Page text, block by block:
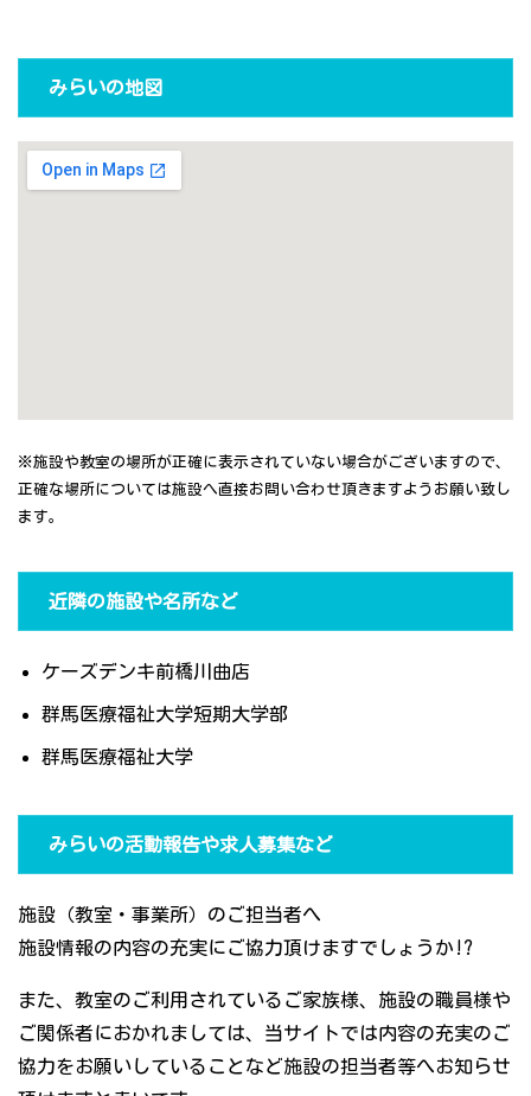
みらいの地図
※施設や教室の場所が正確に表示されていない場合がございますので、
正確な場所については施設へ直接お問い合わせ頂きますようお願い致し
ます。
近隣の施設や名所など
ケーズデンキ前橋川曲店
群馬医療福祉大学短期大学部
群馬医療福祉大学
みらいの活動報告や求人募集など
施設（教室・事業所）のご担当者へ
施設情報の内容の充実にご協力頂けますでしょうか!?
また、教室のご利用されているご家族様、施設の職員様や
ご関係者におかれましては、当サイトでは内容の充実のご
協力をお願いしていることなど施設の担当者等へお知らせ